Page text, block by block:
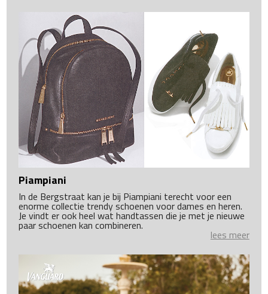
Piampiani
In de Bergstraat kan je bij Piampiani terecht voor een
enorme collectie trendy schoenen voor dames en heren.
Je vindt er ook heel wat handtassen die je met je nieuwe
paar schoenen kan combineren.
lees meer